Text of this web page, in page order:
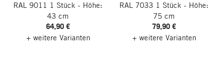
RAL 9011 1 Stück - Höhe:
43 cm
64,90 €
+ weitere Varianten
RAL 7033 1 Stück - Höhe:
75 cm
79,90 €
+ weitere Varianten